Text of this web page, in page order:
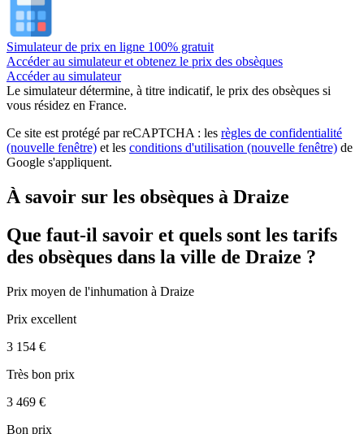
Simulateur de prix en ligne 100% gratuit
Accéder au simulateur et obtenez le prix des obsèques
Accéder au simulateur
Le simulateurdétermine, à titre indicatif, le prix des obsèques si
vous résidez en France.
Ce site est protégé par reCAPTCHA : les règles de confidentialité
(nouvelle fenêtre) et les conditions d'utilisation (nouvelle fenêtre) de
Google s'appliquent.
À savoir sur les obsèques à Draize
Que faut-il savoir et quels sont les tarifs
des obsèques dans la ville de Draize ?
Prix moyen de l'inhumation à Draize
Prix excellent
3 154 €
Très bon prix
3 469 €
Bon prix